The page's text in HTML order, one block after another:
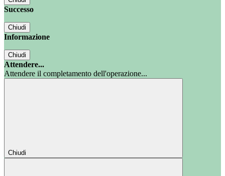
Successo
Chiudi
Informazione
Chiudi
Attendere...
Attendere il completamento dell'operazione...
Chiudi